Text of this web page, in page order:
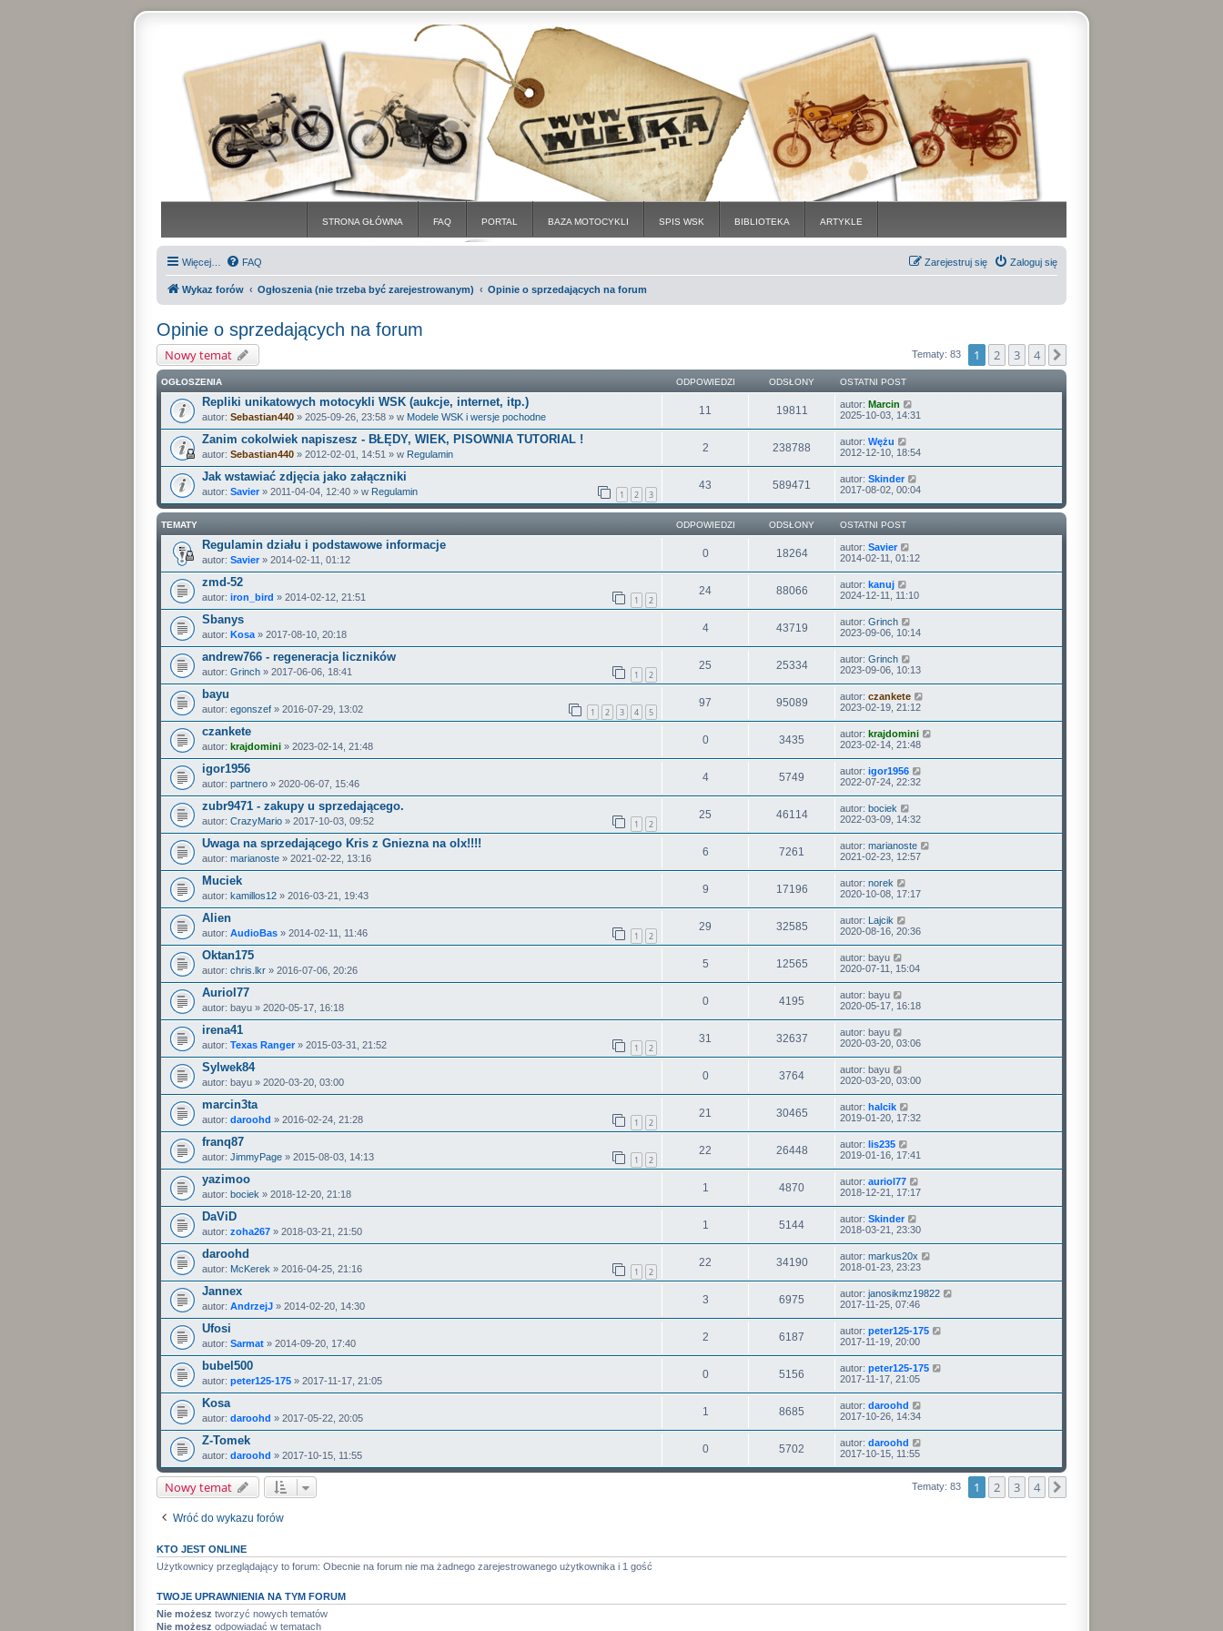
STRONA GŁÓWNA FAQ PORTAL BAZA MOTOCYKLI SPIS WSK BIBLIOTEKA ARTYKLE
Więcej… FAQ Zaloguj się
Zarejestruj się
Wykaz forów Ogłoszenia (nie trzeba być zarejestrowanym) Opinie o sprzedających na forum
Opinie o sprzedających na forum
Nowy temat Tematy: 83 1 2 3 4
OGŁOSZENIA ODPOWIEDZI ODSŁONY OSTATNI POST
Repliki unikatowych motocykli WSK (aukcje, internet, itp.)
autor: Sebastian440 » 2025-09-26, 23:58 » w Modele WSK i wersje pochodne
11 19811 autor: Marcin
2025-10-03, 14:31
Zanim cokolwiek napiszesz - BŁĘDY, WIEK, PISOWNIA TUTORIAL !
autor: Sebastian440 » 2012-02-01, 14:51 » w Regulamin
2 238788 autor: Wężu
2012-12-10, 18:54
Jak wstawiać zdjęcia jako załączniki
autor: Savier» 2011-04-04, 12:40 » w Regulamin 1 2 3
43 589471 autor: Skinder
2017-08-02, 00:04
TEMATY ODPOWIEDZI ODSŁONY OSTATNI POST
Regulamin działu i podstawowe informacje
autor: Savier» 2014-02-11, 01:12
0 18264 autor: Savier
2014-02-11, 01:12
zmd-52
autor: iron_bird » 2014-02-12, 21:51 1 2
24 88066 autor: kanuj
2024-12-11, 11:10
Sbanys
autor: Kosa » 2017-08-10, 20:18
4 43719 autor: Grinch
2023-09-06, 10:14
andrew766 - regeneracja liczników
autor: Grinch » 2017-06-06, 18:41 1 2
25 25334 autor: Grinch
2023-09-06, 10:13
bayu
autor: egonszef » 2016-07-29, 13:02 1 2 3 4 5
97 95089 autor: czankete
2023-02-19, 21:12
czankete
autor: krajdomini » 2023-02-14, 21:48
0 3435 autor: krajdomini
2023-02-14, 21:48
igor1956
autor: partnero » 2020-06-07, 15:46
4 5749 autor: igor1956
2022-07-24, 22:32
zubr9471 - zakupy u sprzedającego.
autor: CrazyMario » 2017-10-03, 09:52 1 2
25 46114 autor: bociek
2022-03-09, 14:32
Uwaga na sprzedającego Kris z Gniezna na olx!!!!
autor: marianoste » 2021-02-22, 13:16
6 7261 autor: marianoste
2021-02-23, 12:57
Muciek
autor: kamillos12 » 2016-03-21, 19:43
9 17196 autor: norek
2020-10-08, 17:17
Alien
autor: AudioBas » 2014-02-11, 11:46 1 2
29 32585 autor: Lajcik
2020-08-16, 20:36
Oktan175
autor: chris.lkr » 2016-07-06, 20:26
5 12565 autor: bayu
2020-07-11, 15:04
Auriol77
autor: bayu » 2020-05-17, 16:18
0 4195 autor: bayu
2020-05-17, 16:18
irena41
autor: Texas Ranger» 2015-03-31, 21:52 1 2
31 32637 autor: bayu
2020-03-20, 03:06
Sylwek84
autor: bayu » 2020-03-20, 03:00
0 3764 autor: bayu
2020-03-20, 03:00
marcin3ta
autor: daroohd » 2016-02-24, 21:28 1 2
21 30465 autor: halcik
2019-01-20, 17:32
franq87
autor: JimmyPage » 2015-08-03, 14:13 1 2
22 26448 autor: lis235
2019-01-16, 17:41
yazimoo
autor: bociek » 2018-12-20, 21:18
1 4870 autor: auriol77
2018-12-21, 17:17
DaViD
autor: zoha267 » 2018-03-21, 21:50
1 5144 autor: Skinder
2018-03-21, 23:30
daroohd
autor: McKerek » 2016-04-25, 21:16 1 2
22 34190 autor: markus20x
2018-01-23, 23:23
Jannex
autor: AndrzejJ » 2014-02-20, 14:30
3 6975 autor: janosikmz19822
2017-11-25, 07:46
Ufosi
autor: Sarmat » 2014-09-20, 17:40
2 6187 autor: peter125-175
2017-11-19, 20:00
bubel500
autor: peter125-175 » 2017-11-17, 21:05
0 5156 autor: peter125-175
2017-11-17, 21:05
Kosa
autor: daroohd » 2017-05-22, 20:05
1 8685 autor: daroohd
2017-10-26, 14:34
Z-Tomek
autor: daroohd » 2017-10-15, 11:55
0 5702 autor: daroohd
2017-10-15, 11:55
Nowy temat Tematy: 83 1 2 3 4
Wróć do wykazu forów
KTO JEST ONLINE
Użytkownicy przeglądający to forum: Obecnie na forum nie ma żadnego zarejestrowanego użytkownika i 1 gość
TWOJE UPRAWNIENIA NA TYM FORUM
Nie możesz tworzyć nowych tematów
Nie możesz odpowiadać w tematach